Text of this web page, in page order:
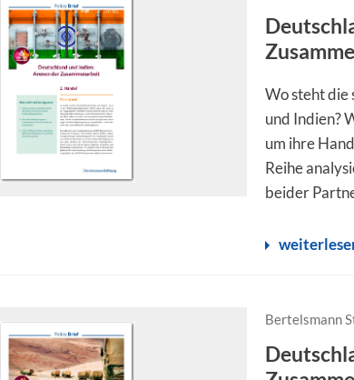
Wo steht die
und Indien?
um ihre
Reihe
beider
Bertelsmann